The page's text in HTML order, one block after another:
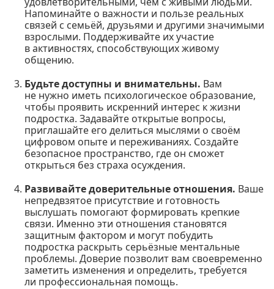
Напоминайте о важности и пользе реальных
связей с семьёй, друзьями и другими значимыми
взрослыми. Поддерживайте их участие
в активностях, способствующих живому
общению.
Будьте доступны и внимательны. Вам
не нужно иметь психологическое образование,
чтобы проявить искренний интерес к жизни
подростка. Задавайте открытые вопросы,
приглашайте его делиться мыслями о своём
цифровом опыте и переживаниях. Создайте
безопасное пространство, где он сможет
открыться без страха осуждения.
Развивайте доверительные отношения. Ваше
непредвзятое присутствие и готовность
выслушать помогают формировать крепкие
связи. Именно эти отношения становятся
защитным фактором и могут побудить
подростка раскрыть серьёзные ментальные
проблемы. Доверие позволит вам своевременно
заметить изменения и определить, требуется
ли профессиональная помощь.